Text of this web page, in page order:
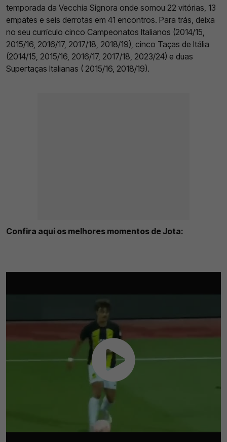
temporada da Vecchia Signora onde somou 22 vitórias, 13
empates e seis derrotas em 41 encontros. Para trás, deixa
no seu currículo cinco Campeonatos Italianos (2014/15,
2015/16, 2016/17, 2017/18, 2018/19), cinco Taças de Itália
(2014/15, 2015/16, 2016/17, 2017/18, 2023/24) e duas
Supertaças Italianas ( 2015/16, 2018/19).
Confira aqui os melhores momentos de Jota: